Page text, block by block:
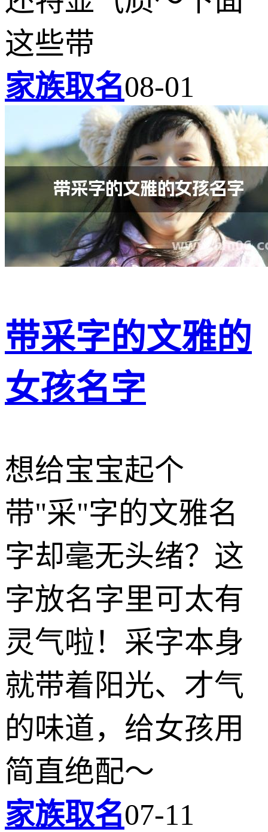
这些带
家族取名08-01
带采字的文雅的
女孩名字
想给宝宝起个
带"采"字的文雅名
字却毫无头绪？这
字放名字里可太有
灵气啦！采字本身
就带着阳光、才气
的味道，给女孩用
简直绝配～
家族取名07-11